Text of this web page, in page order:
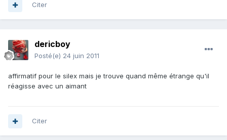
Citer
dericboy
Posté(e) 24 juin 2011
affirmatif pour le silex mais je trouve quand même étrange qu'il
réagisse avec un aimant
Citer